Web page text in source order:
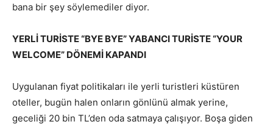
bana bir şey söylemediler diyor.
YERLİ TURİSTE “BYE BYE” YABANCI TURİSTE “YOUR
WELCOME” DÖNEMİ KAPANDI
Uygulanan fiyat politikaları ile yerli turistleri küstüren
oteller, bugün halen onların gönlünü almak yerine,
geceliği 20 bin TL’den oda satmaya çalışıyor. Boşa giden